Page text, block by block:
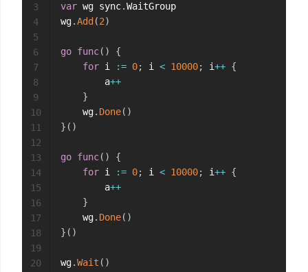
var wg sync.WaitGroup
wg.Add (2)
go func( )
{
for i := 0; i < 10000; i++ {
        a
++
}
    wg
. Done( )
} ( )
go func( )
{
for i := 0; i < 10000; i++ {
        a
++
}
    wg
. Done( )
} ( )
wg.Wait ( )
3
4
5
6
7
8
9
10
11
12
13
14
15
16
17
18
19
20